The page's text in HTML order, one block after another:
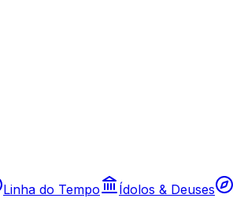
Linha do Tempo Ídolos & Deuses